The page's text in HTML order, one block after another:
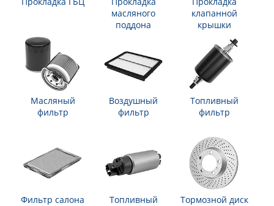
масляного
поддона
клапанной
крышки
Масляный
фильтр
Воздушный
фильтр
Топливный
фильтр
Фильтр салона
Топливный
Тормозной диск